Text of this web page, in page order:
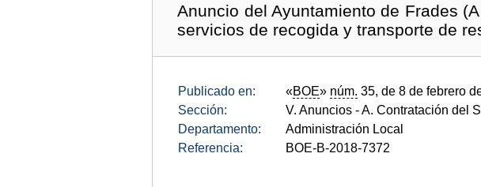
Anuncio del Ayuntamiento de Frades
servicios de recogida y transporte de
Publicado en: «BOE» núm. 35, de 8 de febrero
Sección:
V. Anuncios - A. Contratación del
Departamento:
Administración Local
Referencia:
BOE-B-2018-7372